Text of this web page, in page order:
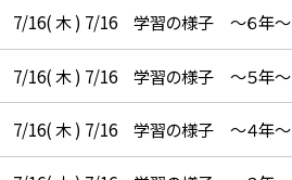
7/16( 木 ) 7/16 学習の様子 ～６年～
7/16( 木 ) 7/16 学習の様子 ～５年～
7/16( 木 ) 7/16 学習の様子 ～４年～